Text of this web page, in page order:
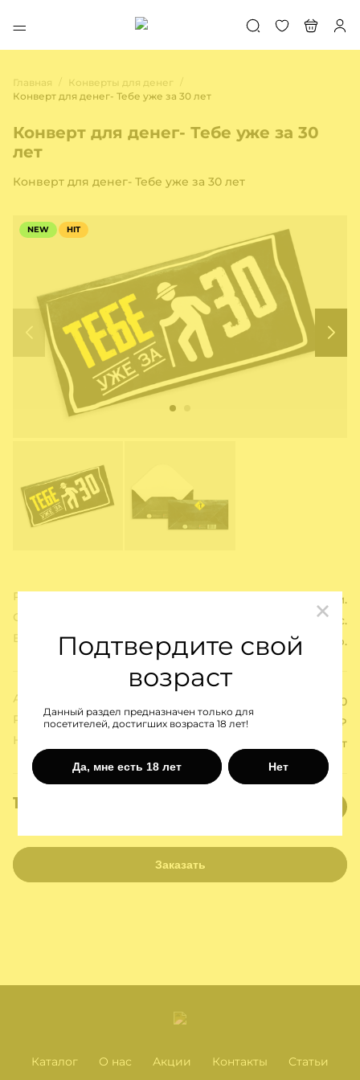
Главная / Конверты для денег
/
Конверт для денег- Тебе уже за 30 лет
Конверт для денег- Тебе уже за 30
лет
Конверт для денег- Тебе уже за 30 лет
NEW HIT
Размер:
16,7*8,2 см.
Срок годности:
36 мес.
Вес:
5 гр.
Артикул:
705070
Розничная цена:
49 ₽
Наполнение:
Конверт для денег- Тебе уже за 30 лет
11 ₽
Заказать
Подтвердите свой
возраст
Данный раздел предназначен только для
посетителей, достигших возраста 18 лет!
Да, мне есть 18 лет Нет
Каталог О нас Акции Контакты Статьи